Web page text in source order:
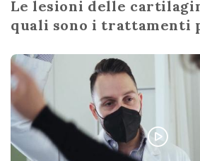
Le lesioni delle
quali sono i trattamenti